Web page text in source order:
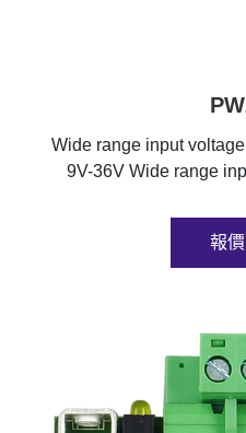
Wide range input
9V-36V Wide range
報